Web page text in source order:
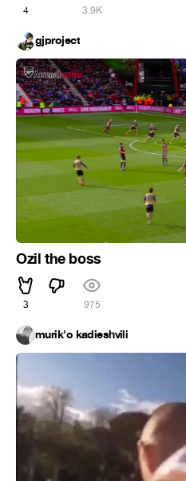
4 3.9K
gjproject
Ozil the boss
3 975
murik'o kadieshvili